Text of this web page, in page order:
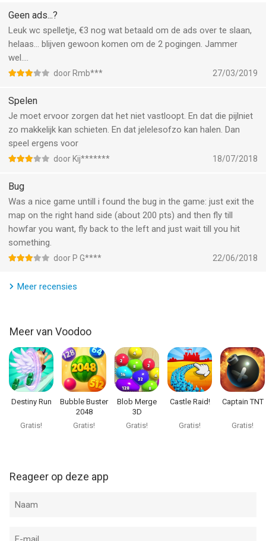
Geen ads...?
Leuk wc spelletje, €3 nog wat betaald om de ads over te slaan,
helaas... blijven gewoon komen om de 2 pogingen. Jammer
wel....
door Rmb*** 27/03/2019
Spelen
Je moet ervoor zorgen dat het niet vastloopt. En dat die pijlniet
zo makkelijk kan schieten. En dat jelelesofzo kan halen. Dan
speel ergens voor
door Kij******* 18/07/2018
Bug
Was a nice game untill i found the bug in the game: just exit the
map on the right hand side (about 200 pts) and then fly till
howfar you want, fly back to the left and just wait till you hit
something.
door P G**** 22/06/2018
Meer recensies
Meer van Voodoo
Destiny Run
Gratis!
Bubble Buster
2048
Gratis!
Blob Merge
3D
Gratis!
Castle Raid!
Gratis!
Captain TNT
Gratis!
Reageer op deze app